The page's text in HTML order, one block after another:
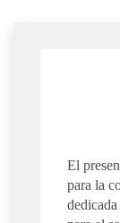
El
para la